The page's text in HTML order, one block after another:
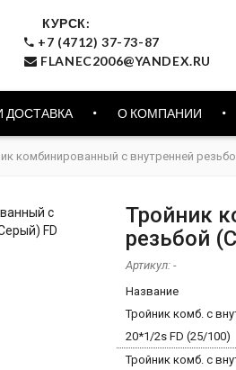
КУРСК:
+7 (4712) 37-73-87
FLANEC2006@YANDEX.RU
ДОСТАВКА О КОМПАНИИ
комбинированный с внутренней
Тройник
резьбой
Артикул: -
Название
Тройник комб. с
20*1/2s FD (25/100)
Тройник комб. с